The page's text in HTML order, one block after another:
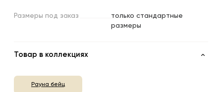
Размеры под заказ
только стандартные
размеры
Товар в коллекциях
Рауна бейц